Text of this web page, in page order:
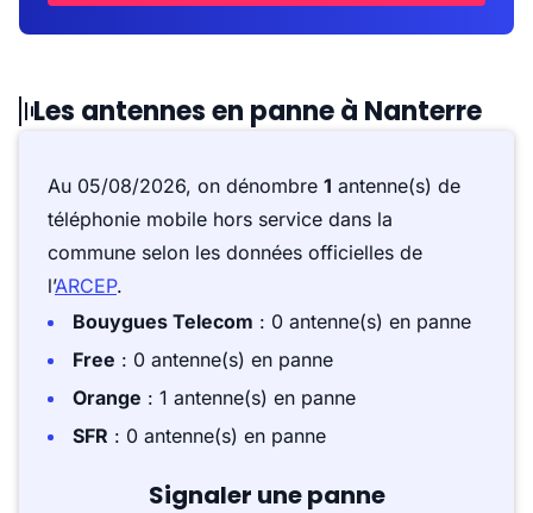
Les antennes en panne à Nanterre
Au 05/08/2026, on dénombre 1 antenne(s) de
téléphonie mobile hors service dans la
commune selon les données officielles de
l’ARCEP.
Bouygues Telecom : 0 antenne(s) en panne
Free : 0 antenne(s) en panne
Orange : 1 antenne(s) en panne
SFR : 0 antenne(s) en panne
Signaler une panne